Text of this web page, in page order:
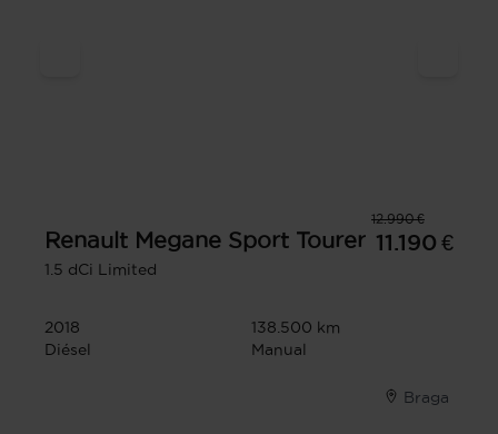
12.990 €
Renault Megane Sport Tourer
1.5 dCi Limited
11.190 €
2018
138.500 km
Diésel
Manual
Braga